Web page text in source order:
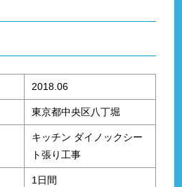
2018.06
東京都中央区八丁堀
キッチン ダイノックシー
ト張り工事
1日間